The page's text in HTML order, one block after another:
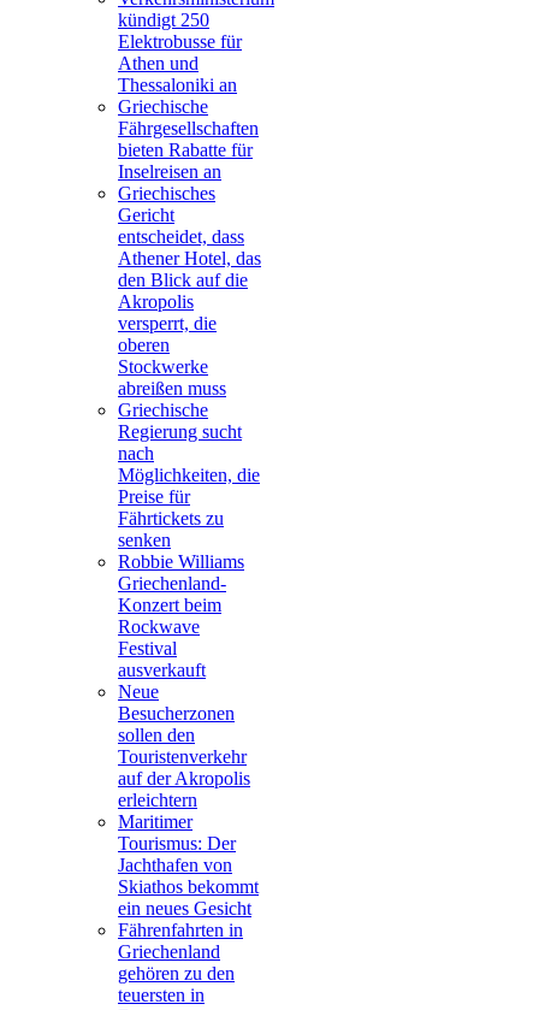
kündigt 250
Elektrobusse für
Athen und
Thessaloniki an
Griechische
Fährgesellschaften
bieten Rabatte für
Inselreisen an
Griechisches
Gericht
entscheidet, dass
Athener Hotel, das
den Blick auf die
Akropolis
versperrt, die
oberen
Stockwerke
abreißen muss
Griechische
Regierung sucht
nach
Möglichkeiten, die
Preise für
Fährtickets zu
senken
Robbie Williams
Griechenland-
Konzert beim
Rockwave
Festival
ausverkauft
Neue
Besucherzonen
sollen den
Touristenverkehr
auf der Akropolis
erleichtern
Maritimer
Tourismus: Der
Jachthafen von
Skiathos bekommt
ein neues Gesicht
Fährenfahrten in
Griechenland
gehören zu den
teuersten in